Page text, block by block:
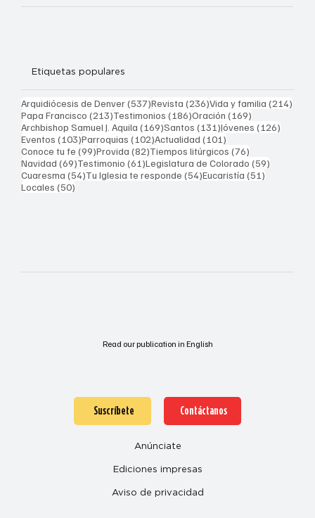
Etiquetas populares
Arquidiócesis de Denver(537)537 entradas
Revista (236)236 entradas
Vida y familia (214)
Papa Francisco (213)213 entradas
Testimonios (186)186 entradas
Oración (169)
Archbishop Samuel J. Aquila (169)169 entradas
Santos (131)131 entradas
Jóvenes (126)
Eventos (103)103 entradas
Parroquias (102)102 entradas
Actualidad (101)
Conoce tu fe (99)99 entradas
Provida (82)82 entradas
Tiempos litúrgicos (76)
Navidad (69)69 entradas
Testimonio (61)61 entradas
Legislatura de Colorado (59)
Cuaresma (54)54 entradas
Tu Iglesia te responde (54)54 entradas
Eucaristía (51)
Locales (50)
Read our publication in English
Suscríbete Contáctanos
Anúnciate
Ediciones impresas
Aviso de privacidad